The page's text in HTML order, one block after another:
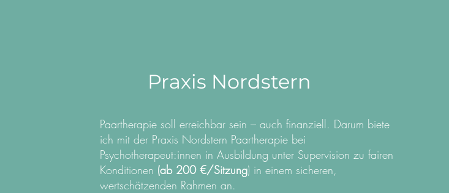
Praxis Nordstern
Paartherapie soll erreichbar sein – auch finanziell. Darum biete
ich mit der Praxis Nordstern Paartherapie bei
Psychotherapeut:innen in Ausbildung unter Supervision zu fairen
Konditionen (ab 200 €/Sitzung) in einem sicheren,
wertschätzenden Rahmen an.